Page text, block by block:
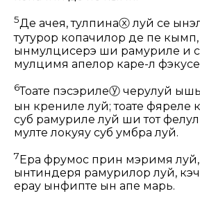
5Де ачея, тулпинаⓧлуй се
тутурор копачилор де пе кымп,
ынмулцисерэ ши рамуриле и
мулцимя апелор каре-л
6Тоате пэсэрилеⓨ черулуй
ын кренӂиле луй; тоате фяреле
суб рамуриле луй ши тот
мулте локуяу суб умбра луй.
7Ера фрумос прин мэримя
ынтиндеря рамурилор луй,
ерау ынфипте ын апе марь.